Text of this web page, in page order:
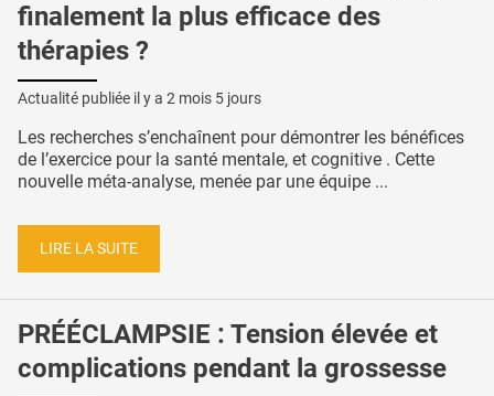
finalement la plus efficace des
thérapies ?
Actualité publiée il y a 2 mois 5 jours
Les recherches s’enchaînent pour démontrer les bénéfices
de l’exercice pour la santé mentale, et cognitive . Cette
nouvelle méta-analyse, menée par une équipe ...
LIRE LA SUITE
PRÉÉCLAMPSIE : Tension élevée et
complications pendant la grossesse